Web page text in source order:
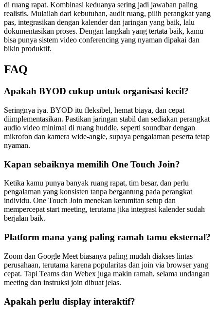
di ruang rapat. Kombinasi keduanya sering jadi jawaban paling
realistis. Mulailah dari kebutuhan, audit ruang, pilih perangkat yang
pas, integrasikan dengan kalender dan jaringan yang baik, lalu
dokumentasikan proses. Dengan langkah yang tertata baik, kamu
bisa punya sistem video conferencing yang nyaman dipakai dan
bikin produktif.
FAQ
Apakah BYOD cukup untuk organisasi kecil?
Seringnya iya. BYOD itu fleksibel, hemat biaya, dan cepat
diimplementasikan. Pastikan jaringan stabil dan sediakan perangkat
audio video minimal di ruang huddle, seperti soundbar dengan
mikrofon dan kamera wide-angle, supaya pengalaman peserta tetap
nyaman.
Kapan sebaiknya memilih One Touch Join?
Ketika kamu punya banyak ruang rapat, tim besar, dan perlu
pengalaman yang konsisten tanpa bergantung pada perangkat
individu. One Touch Join menekan kerumitan setup dan
mempercepat start meeting, terutama jika integrasi kalender sudah
berjalan baik.
Platform mana yang paling ramah tamu eksternal?
Zoom dan Google Meet biasanya paling mudah diakses lintas
perusahaan, terutama karena popularitas dan join via browser yang
cepat. Tapi Teams dan Webex juga makin ramah, selama undangan
meeting dan instruksi join dibuat jelas.
Apakah perlu display interaktif?